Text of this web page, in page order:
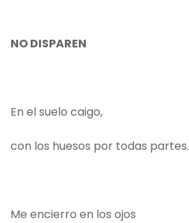
NO DISPAREN
En el suelo caigo,
con los huesos por todas partes.
Me encierro en los ojos